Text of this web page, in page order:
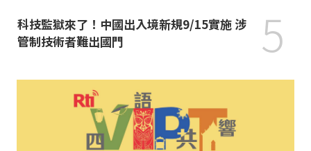
科技監獄來了！中國出入境新規9/15實施 涉
管制技術者難出國門
5